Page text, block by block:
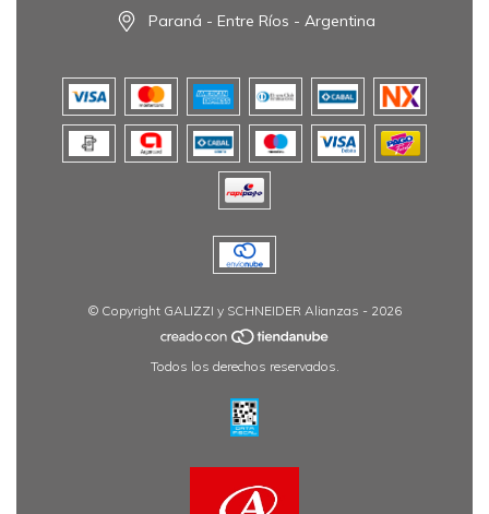
Paraná - Entre Ríos - Argentina
© Copyright GALIZZI y SCHNEIDER Alianzas - 2026
Todos los derechos reservados.